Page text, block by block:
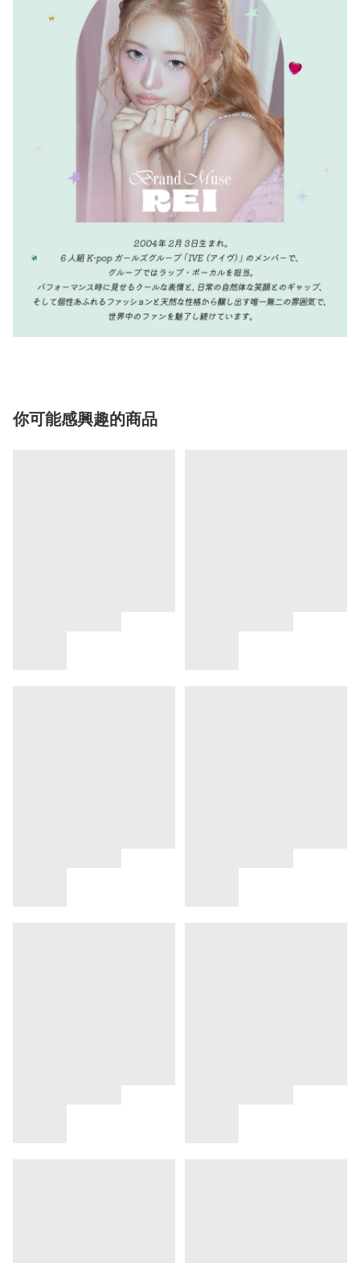
你可能感興趣的商品